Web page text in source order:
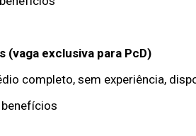
(vaga exclusiva para PcD)
completo, sem experiência,